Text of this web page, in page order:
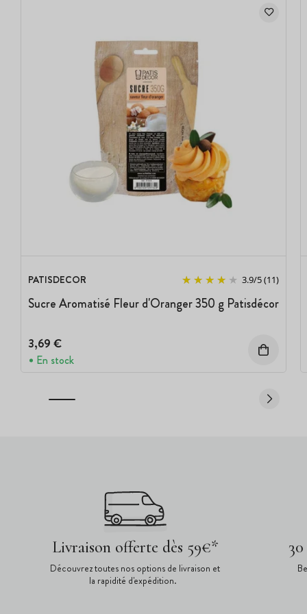
PATISDECOR 3.9/5(11)
Sucre Aromatisé Fleur d'Oranger 350 g Patisdécor
3,69 €
En stock
Livraison offerte dès 59€*
Découvrez toutes nos options de livraison et
la rapidité d'expédition.